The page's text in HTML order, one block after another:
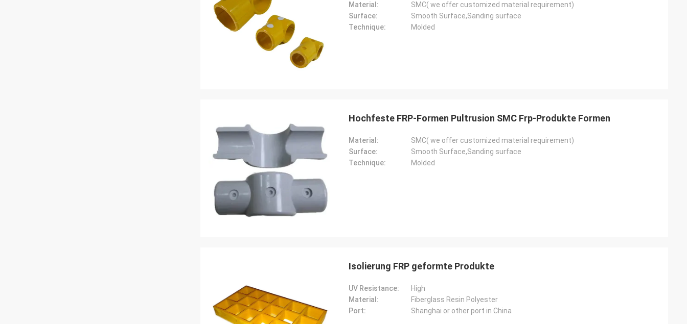
Material:
SMC( we offer customized material requirement)
Surface:
Smooth Surface,Sanding surface
Technique:
Molded
Hochfeste FRP-Formen Pultrusion SMC Frp-Produkte Formen
Material:
SMC( we offer customized material requirement)
Surface:
Smooth Surface,Sanding surface
Technique:
Molded
Isolierung FRP geformte Produkte
UV Resistance:
High
Material:
Fiberglass Resin Polyester
Port:
Shanghai or other port in China